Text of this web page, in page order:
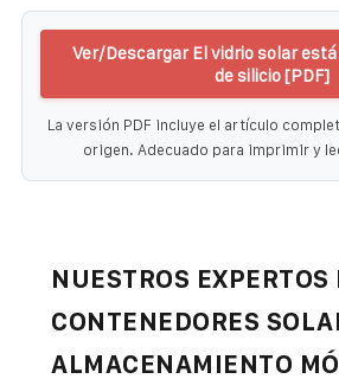
Ver/Descargar El vidrio solar
de silicio [PDF]
La versión PDF incluye el artículo
origen. Adecuado para imprimir y
NUESTROS EXPERTOS
CONTENEDORES
ALMACENAMIENTO